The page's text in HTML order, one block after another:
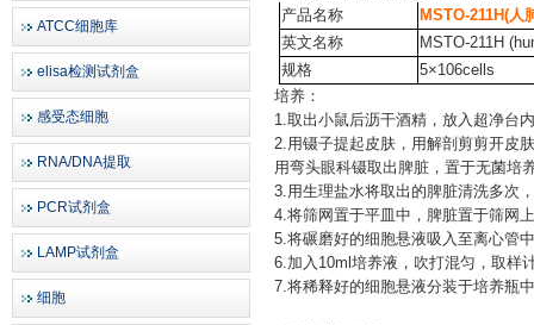
ATCC细胞库
elisa检测试剂盒
感受态细胞
RNA/DNA提取
PCR试剂盒
LAMP试剂盒
细胞
产品名称
MSTO-211H(人
英文名称
MSTO-211H
规格
5×106cells
培养：
1.取出小鼠后沥干酒精，放入超净台
2.用镊子提起皮肤，用解剖剪剪开皮
用弯头眼科镊取出脾脏，置于无菌培
3.用生理盐水将取出的脾脏清洗多次
4.将筛网置于平皿中，脾脏置于筛网
5.将碾磨好的细胞悬液吸入至离心管
6.加入10ml培养液，吹打混匀，取样
7.将稀释好的细胞悬液分装于培养瓶